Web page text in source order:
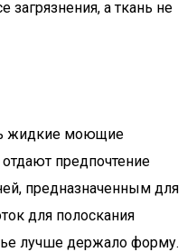
загрязнения, а ткань не
жидкие моющие
предпочтение
предназначенным для
для полоскания
лучше держало форму.